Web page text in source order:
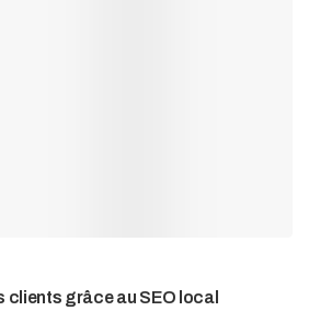
clients grâce au SEO local